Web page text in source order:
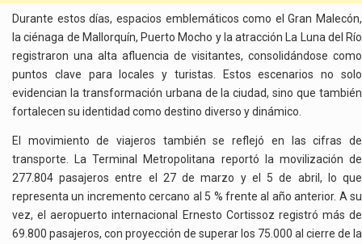
Durante estos días, espacios emblemáticos como el Gran Malecón,
la ciénaga de Mallorquín, Puerto Mocho y la atracción La Luna del Río
registraron una alta afluencia de visitantes, consolidándose como
puntos clave para locales y turistas. Estos escenarios no solo
evidencian la transformación urbana de la ciudad, sino que también
fortalecen su identidad como destino diverso y dinámico.
El movimiento de viajeros también se reflejó en las cifras de
transporte. La Terminal Metropolitana reportó la movilización de
277.804 pasajeros entre el 27 de marzo y el 5 de abril, lo que
representa un incremento cercano al 5 % frente al año anterior. A su
vez, el aeropuerto internacional Ernesto Cortissoz registró más de
69.800 pasajeros, con proyección de superar los 75.000 al cierre de la